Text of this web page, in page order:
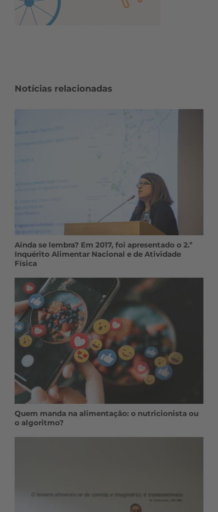
Notícias relacionadas
Ainda se lembra? Em 2017, foi apresentado o 2.º
Inquérito Alimentar Nacional e de Atividade
Física
Quem manda na alimentação: o nutricionista ou
o algoritmo?